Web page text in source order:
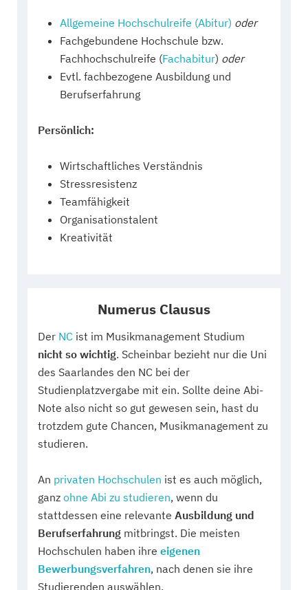
Allgemeine Hochschulreife (Abitur) oder
Fachgebundene Hochschule bzw.
Fachhochschulreife (Fachabitur) oder
Evtl. fachbezogene Ausbildung und
Berufserfahrung
Persönlich:
Wirtschaftliches Verständnis
Stressresistenz
Teamfähigkeit
Organisationstalent
Kreativität
Numerus Clausus
Der NC ist im Musikmanagement Studium
nicht so wichtig. Scheinbar bezieht nur die Uni
des Saarlandes den NC bei der
Studienplatzvergabe mit ein. Sollte deine Abi-
Note also nicht so gut gewesen sein, hast du
trotzdem gute Chancen, Musikmanagement zu
studieren.
An privaten Hochschulen ist es auch möglich,
ganz ohne Abi zu studieren, wenn du
stattdessen eine relevante Ausbildung und
Berufserfahrung mitbringst. Die meisten
Hochschulen haben ihre eigenen
Bewerbungsverfahren, nach denen sie ihre
Studierenden auswählen.